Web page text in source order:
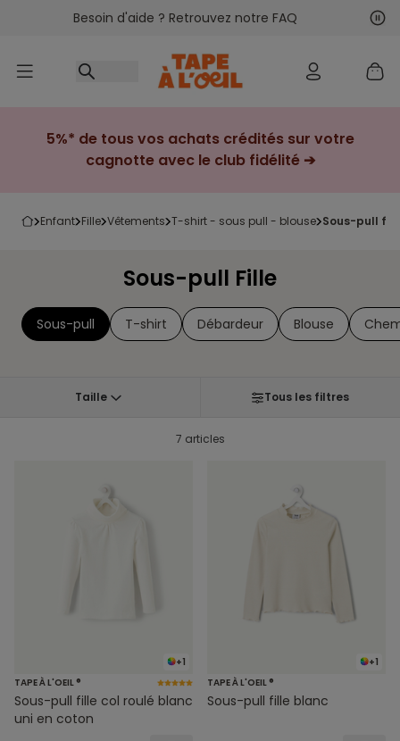
Accéder au contenu
Besoin d'aide ? Retrouvez notre FAQ
5%* de tous vos achats crédités sur votre
cagnotte avec le club fidélité ➔
enfant fille vêtements t-shirt - sous pull - blouse sous-pull
Sous-pull Fille
Sous-pull T-shirt Débardeur Blouse
Taille Tous les filtres
7 articles
+1
TAPE À L'OEIL ®
Sous-pull fille col roulé blanc
uni en coton
+1
TAPE À L'OEIL ®
Sous-pull fille blanc